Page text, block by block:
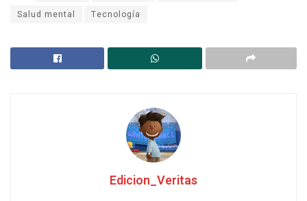
Salud mental
Tecnología
Edicion_Veritas